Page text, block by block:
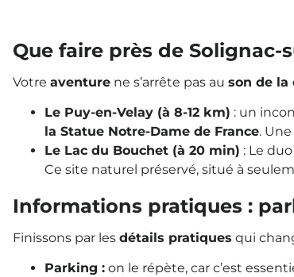
Que faire près de Solignac-
Votre aventure ne s’arrête pas au son de la
Le Puy-en-Velay (à 8-12 km) : un
la Statue Notre-Dame de France.
Le Lac du Bouchet (à 20 min) : Le
Ce site naturel préservé, situé à
Informations pratiques :
Finissons par les détails pratiques qui
Parking : on le répète, car c’est